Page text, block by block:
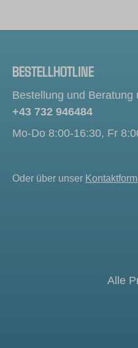
BESTELLHOTLINE
Bestellung und Beratung
+43 732 946484
Mo-Do 8:00-16:30, Fr
Oder über unser
Alle